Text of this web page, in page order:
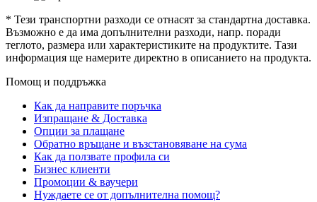
* Тези транспортни разходи се отнасят за стандартна доставка.
Възможно е да има допълнителни разходи, напр. поради
теглото, размера или характеристиките на продуктите. Тази
информация ще намерите директно в описанието на продукта.
Помощ и поддръжка
Как да направите поръчка
Изпращане & Доставка
Опции за плащане
Обратно връщане и възстановяване на сума
Как да ползвате профила си
Бизнес клиенти
Промоции & ваучери
Нуждаете се от допълнителна помощ?